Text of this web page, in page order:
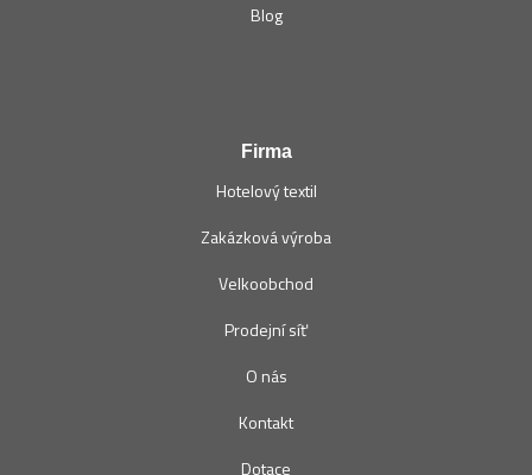
Blog
Firma
Hotelový textil
Zakázková výroba
Velkoobchod
Prodejní síť
O nás
Kontakt
Dotace